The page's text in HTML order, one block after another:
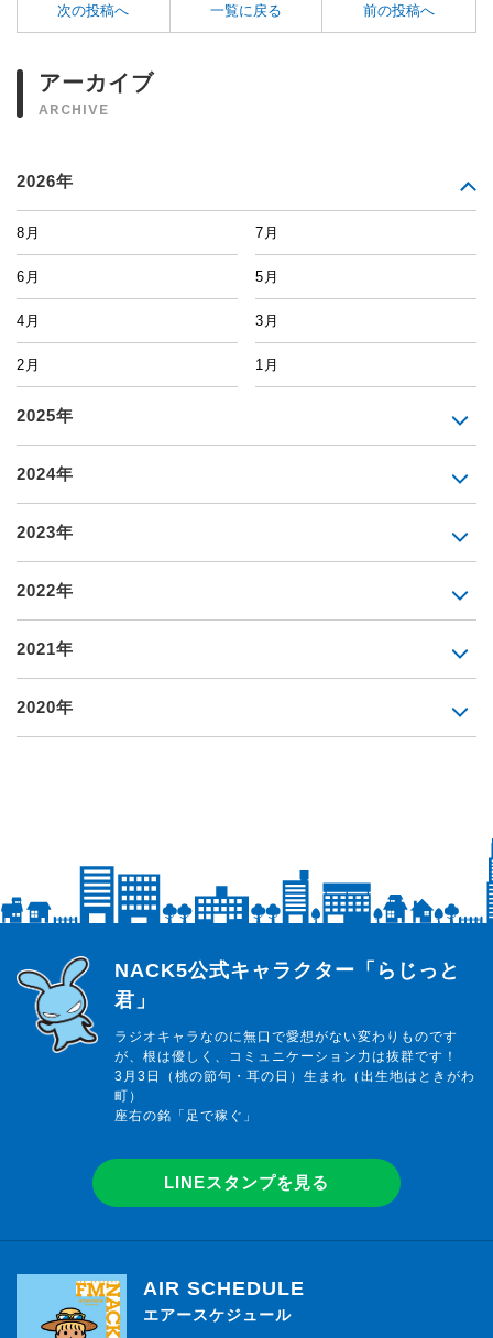
次の投稿へ 一覧に戻る 前の投稿へ
アーカイブ
ARCHIVE
2026年
8月 7月
6月 5月
4月 3月
2月 1月
2025年
2024年
2023年
2022年
2021年
2020年
らじっと君
NACK5公式キャラクター「らじっと
君」
ラジオキャラなのに無口で愛想がない変わりものです
が、根は優しく、コミュニケーション力は抜群です！
3月3日（桃の節句・耳の日）生まれ（出生地はときがわ
町）
座右の銘「足で稼ぐ」
LINEスタンプを見る
AIR SCHEDULE
エアースケジュール